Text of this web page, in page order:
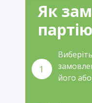
Як
його
1